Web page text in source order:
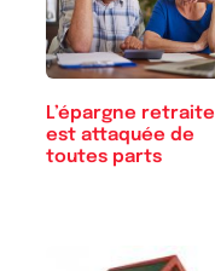
L’épargne retraite
est attaquée de
toutes parts